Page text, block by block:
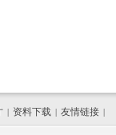
| 资料下载 | 友情链接 |